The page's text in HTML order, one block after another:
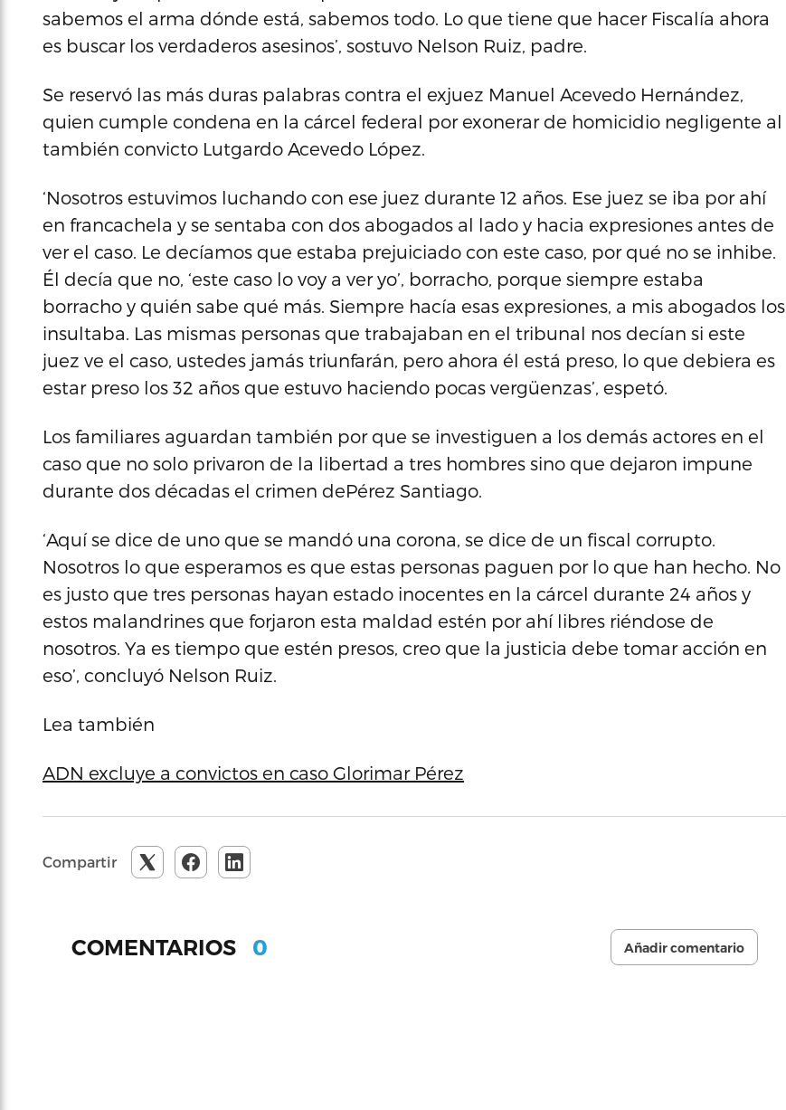
sabemos el arma dónde está, sabemos todo. Lo que tiene que hacer Fiscalía ahora
es buscar los verdaderos asesinos’, sostuvo Nelson Ruiz, padre.
Se reservó las más duras palabras contra el exjuez Manuel Acevedo Hernández,
quien cumple condena en la cárcel federal por exonerar de homicidio negligente al
también convicto Lutgardo Acevedo López.
‘Nosotros estuvimos luchando con ese juez durante 12 años. Ese juez se iba por ahí
en francachela y se sentaba con dos abogados al lado y hacia expresiones antes de
ver el caso. Le decíamos que estaba prejuiciado con este caso, por qué no se inhibe.
Él decía que no, ‘este caso lo voy a ver yo’, borracho, porque siempre estaba
borracho y quién sabe qué más. Siempre hacía esas expresiones, a mis abogados los
insultaba. Las mismas personas que trabajaban en el tribunal nos decían si este
juez ve el caso, ustedes jamás triunfarán, pero ahora él está preso, lo que debiera es
estar preso los 32 años que estuvo haciendo pocas vergüenzas’, espetó.
Los familiares aguardan también por que se investiguen a los demás actores en el
caso que no solo privaron de la libertad a tres hombres sino que dejaron impune
durante dos décadas el crimen dePérez Santiago.
‘Aquí se dice de uno que se mandó una corona, se dice de un fiscal corrupto.
Nosotros lo que esperamos es que estas personas paguen por lo que han hecho. No
es justo que tres personas hayan estado inocentes en la cárcel durante 24 años y
estos malandrines que forjaron esta maldad estén por ahí libres riéndose de
nosotros. Ya es tiempo que estén presos, creo que la justicia debe tomar acción en
eso’, concluyó Nelson Ruiz.
Lea también
ADN excluye a convictos en caso Glorimar Pérez
Compartir
COMENTARIOS 0 Añadir comentario